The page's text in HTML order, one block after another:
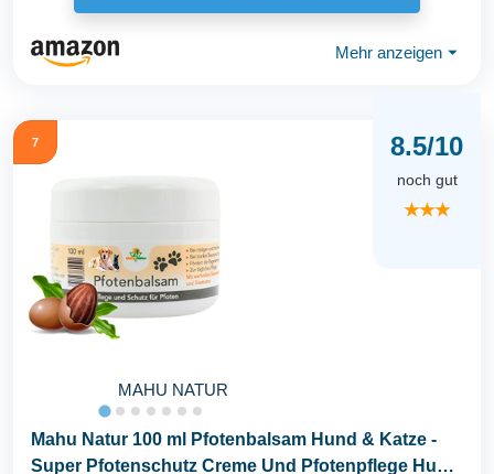
Mehr anzeigen ⏷
7
MAHU NATUR
8.5/10
noch gut
★★★
Mahu Natur 100 ml Pfotenbalsam Hund & Katze -
Super Pfotenschutz Creme Und Pfotenpflege Hund